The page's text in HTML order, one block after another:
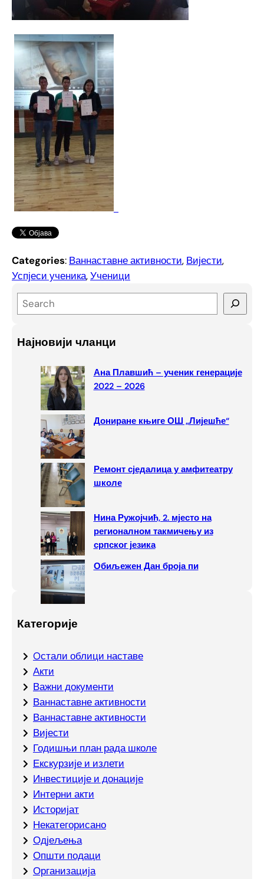
Categories: Ваннаставне активности, Вијести
Успјеси ученика, Ученици
e
rНајновији чланци
Ана Плавшић – ученик генерације
2022 – 2026
Дониране књиге ОШ „Лијешће“
Ремонт сједалица у амфитеатру
школе
Нина Ружојчић, 2. мјесто на
регионалном такмичењу из
српског језика
Обиљежен Дан броја пи
Категорије
Oстали облици наставе
Акти
Важни документи
Ваннаставне активности
Ваннаставне активности
Вијести
Годишњи план рада школе
Екскурзије и излети
Инвестиције и донације
Интерни акти
Историјат
Некатегорисано
Одјељења
Општи подаци
Организација